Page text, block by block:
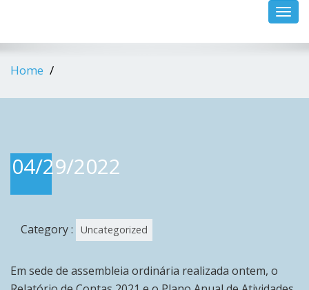
Home
04/29/2022
Category : Uncategorized
Em sede de assembleia ordinária realizada ontem, o